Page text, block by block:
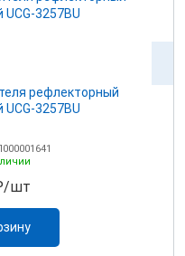
рефлекторный
UCG-3257BU
шт